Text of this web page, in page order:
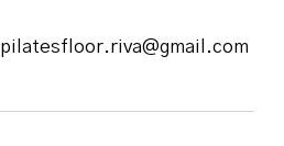
pilatesfloor.riva@gmail.com